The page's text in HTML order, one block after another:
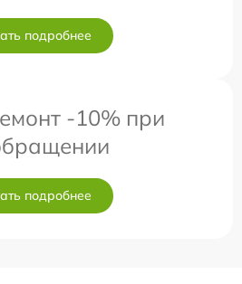
подробнее
-10% при
подробнее